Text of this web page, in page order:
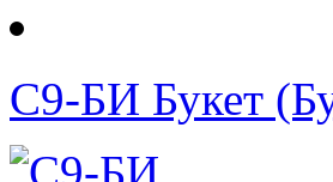
С9-БИ Букет